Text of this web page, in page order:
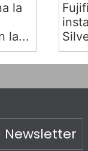
la
la...
Newsletter